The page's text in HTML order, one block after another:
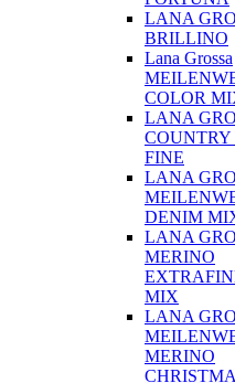
LANA
BRILLINO
Lana Grossa
COLOR
LANA
COUNTRY
FINE
LANA
DENIM
LANA
MERINO
MIX
LANA
MERINO